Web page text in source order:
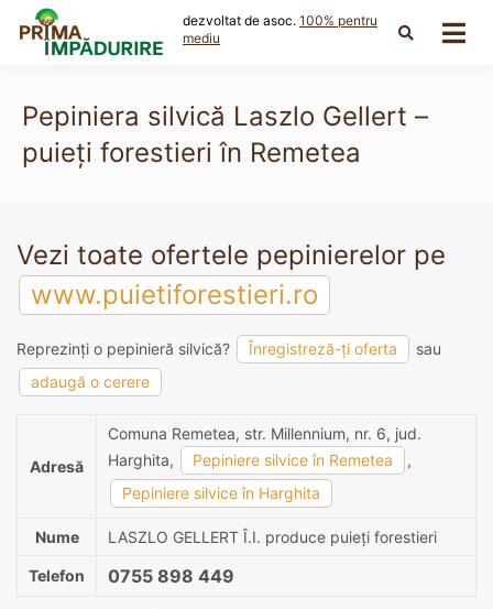
content
dezvoltat de asoc. 100% pentru
mediu
Pepiniera silvică Laszlo Gellert –
puieți forestieri în Remetea
Vezi toate ofertele pepinierelor pe
www.puietiforestieri.ro
Reprezinți o pepinieră silvică? Înregistreză-ți oferta
sau
adaugă o cerere
Adresă
Comuna Remetea, str. Millennium, nr. 6, jud.
Harghita,
Pepiniere silvice în Remetea
,
Pepiniere silvice în Harghita
Nume LASZLO GELLERT Î.I. produce puieți forestieri
Telefon 0755 898 449